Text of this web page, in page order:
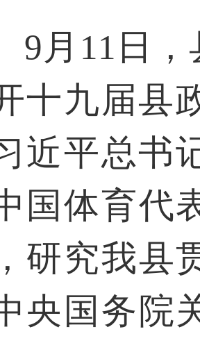
11日，
十九届县
近平总书
国体育代
研究我县
央国务院